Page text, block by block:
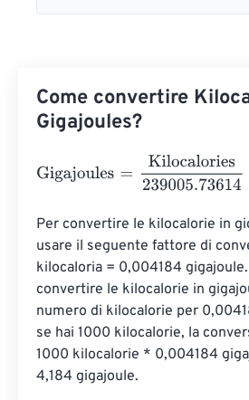
Come convertire
Gigajoules?
Gigajoules Kilocalories
Per convertire le kilocalorie in
usare il seguente fattore di
kilocaloria = 0,004184
convertire le kilocalorie in
numero di kilocalorie per
se hai 1000 kilocalorie, la
1000 kilocalorie * 0,004184
4,184 gigajoule.